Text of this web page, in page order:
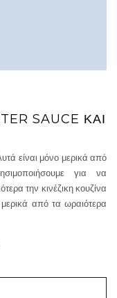
SAUCE ΚΑΙ
είναι μόνο μερικά από
για να
την κινέζικη κουζίνα
από τα ωραιότερα